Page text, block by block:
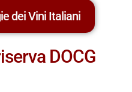
dei Vini Italiani
DOCG